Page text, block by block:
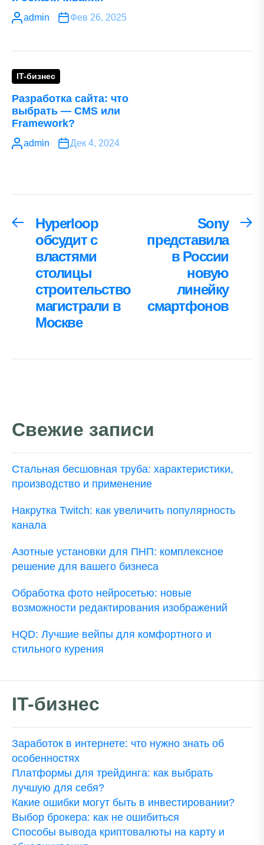
admin Фев 26, 2025
IT-бизнес
Разработка сайта: что
выбрать — CMS или
Framework?
admin Дек 4, 2024
Навигация
записям
Предыдущая
запись:
Hyperloop
обсудит с
властями
столицы
строительство
магистрали в
Москве
Sony
представила
в России
новую
линейку
смартфонов
Свежие записи
Стальная бесшовная труба: характеристики,
производство и применение
Накрутка Twitch: как увеличить популярность
канала
Азотные установки для ПНП: комплексное
решение для вашего бизнеса
Обработка фото нейросетью: новые
возможности редактирования изображений
HQD: Лучшие вейпы для комфортного и
стильного курения
IT-бизнес
Заработок в интернете: что нужно знать об
особенностях
Платформы для трейдинга: как выбрать
лучшую для себя?
Какие ошибки могут быть в инвестировании?
Выбор брокера: как не ошибиться
Способы вывода криптовалюты на карту и